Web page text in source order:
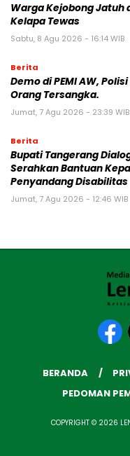
Warga Kejobong Jatuh
Kelapa Tewas
Sabtu, 8 Agu 2026 - 16:14 WIB
Berita
Demo di PEMI AW,
Orang Tersangka.
Jumat, 7 Agu 2026 - 23:39 WIB
Berita
Bupati Tangerang
Serahkan Bantuan
Penyandang Disabilitas
Jumat, 7 Agu 2026 - 12:46 WIB
BERANDA
PEDOMAN
COPYRIGHT © 2026